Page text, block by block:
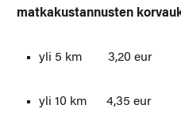
matkakustannusten
yli 5 km 3,20 eur
yli 10 km 4,35 eur